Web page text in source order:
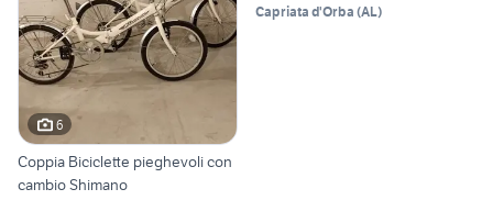
6
Coppia Biciclette pieghevoli con
cambio Shimano
Capriata d'Orba (AL)